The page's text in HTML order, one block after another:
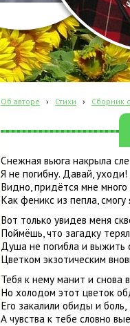
Об авторе › Стихи › Сборник
Снежная вьюга накрыла
Я не погибну. Давай, уходи!
Видно, придётся мне
Как феникс из пепла, смогу
Вот только увидев меня
Поймёшь, что загадку
Душа не погибла и выжить
Цветком экзотическим
Тебя к нему манит и снова
Но холодом этот цветок
Его закалили обиды и боль,
А чувства к тебе словно